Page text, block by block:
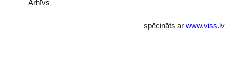
Arhīvs
spēcināts ar www.viss.lv